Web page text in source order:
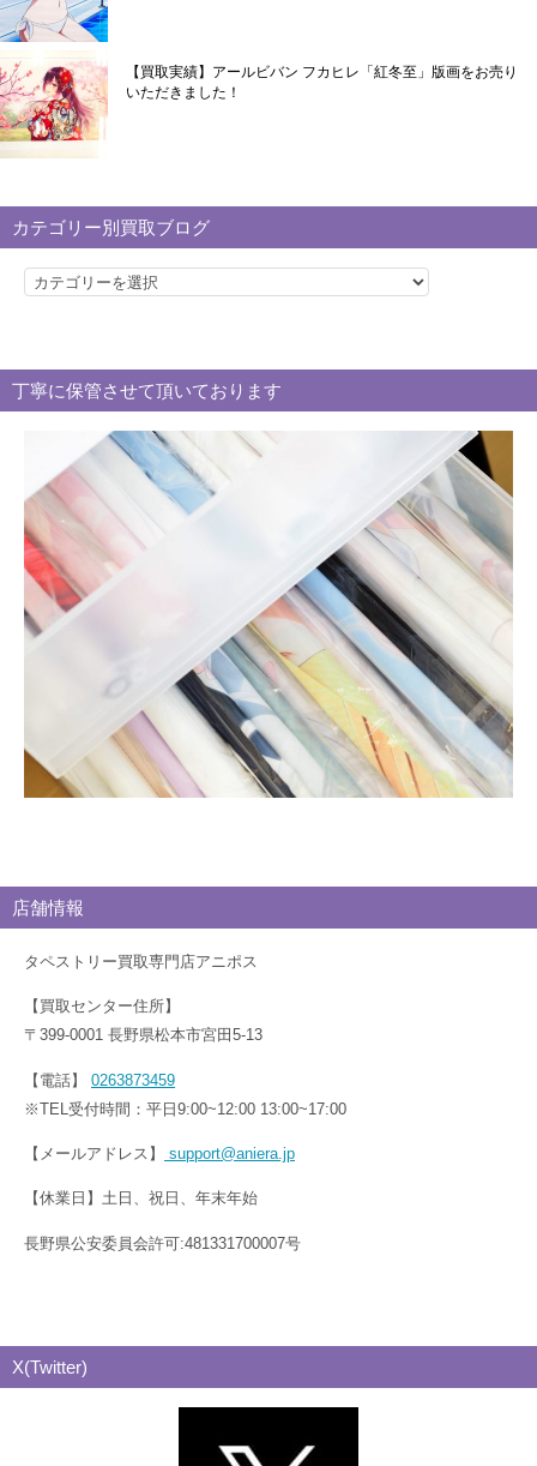
【買取実績】アールビバン フカヒレ「紅冬至」版画をお売り
いただきました！
カテゴリー別買取ブログ
カ
リ
ー
ロ
グ
丁寧に保管させて頂いております
店舗情報
タペストリー買取専門店アニポス
【買取センター住所】
〒399-0001 長野県松本市宮田5-13
【電話】 0263873459
※TEL受付時間：平日9:00~12:00 13:00~17:00
【メールアドレス】 support@aniera.jp
【休業日】土日、祝日、年末年始
長野県公安委員会許可:481331700007号
X(Twitter)